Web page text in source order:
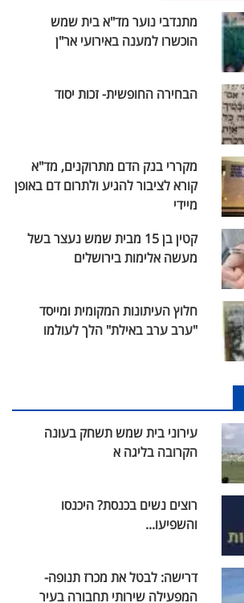
מתנדבי נוער מד"א בית שמש
הוכשרו למענה באירועי אר"ן
הבחירה החופשית- זכות יסוד
מקררי בנק הדם מתרוקנים, מד"א
קורא לציבור להגיע ולתרום דם באופן
מיידי
קטין בן 15 מבית שמש נעצר בשל
מעשה אלימות בירושלים
חלוץ העיתונות המקומית ומייסד
"ערב ערב באילת" הלך לעולמו
עירוני בית שמש תשחק בעונה
הקרובה בליגה א
רוצים נשים בכנסת? היכנסו
והשפיעו...
דרישה: לבטל את מכרז תנופה-
המפעילה שירותי תחבורה בעיר